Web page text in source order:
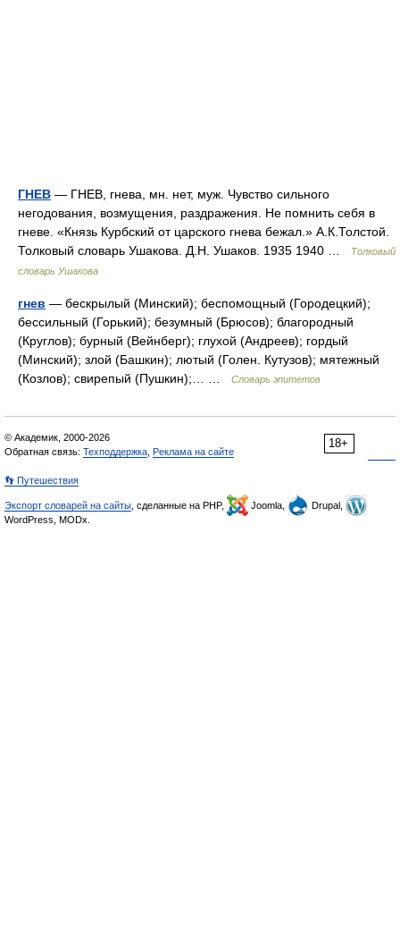
ГНЕВ — ГНЕВ, гнева, мн. нет, муж. Чувство сильного
негодования, возмущения, раздражения. Не помнить себя в
гневе. «Князь Курбский от царского гнева бежал.» А.К.Толстой.
Толковый словарь Ушакова. Д.Н. Ушаков. 1935 1940 …
Толковый
словарь Ушакова
гнев — бескрылый (Минский); беспомощный (Городецкий);
бессильный (Горький); безумный (Брюсов); благородный
(Круглов); бурный (Вейнберг); глухой (Андреев); гордый
(Минский); злой (Башкин); лютый (Голен. Кутузов); мятежный
(Козлов); свирепый (Пушкин);… …
Словарь эпитетов
18+
© Академик, 2000-2026
Обратная связь: Техподдержка Реклама на сайте
👣 Путешествия
Экспорт словарей на сайты , сделанные на PHP, Joomla,
Drupal,
WordPress, MODx.